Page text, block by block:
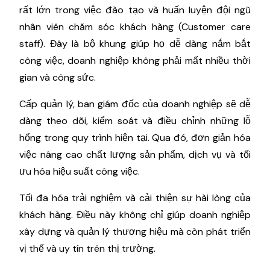
rất lớn trong việc đào tạo và huấn luyện đội ngũ
nhân viên chăm sóc khách hàng (Customer care
staff). Đây là bộ khung giúp họ dễ dàng nắm bắt
công việc, doanh nghiệp không phải mất nhiều thời
gian và công sức.
Cấp quản lý, ban giám đốc của doanh nghiệp sẽ dễ
dàng theo dõi, kiểm soát và điều chỉnh những lỗ
hổng trong quy trình hiện tại. Qua đó, đơn giản hóa
việc nâng cao chất lượng sản phẩm, dịch vụ và tối
ưu hóa hiệu suất công việc.
Tối đa hóa trải nghiệm và cải thiện sự hài lòng của
khách hàng. Điều này không chỉ giúp doanh nghiệp
xây dựng và quản lý thương hiệu mà còn phát triển
vị thế và uy tín trên thị trường.